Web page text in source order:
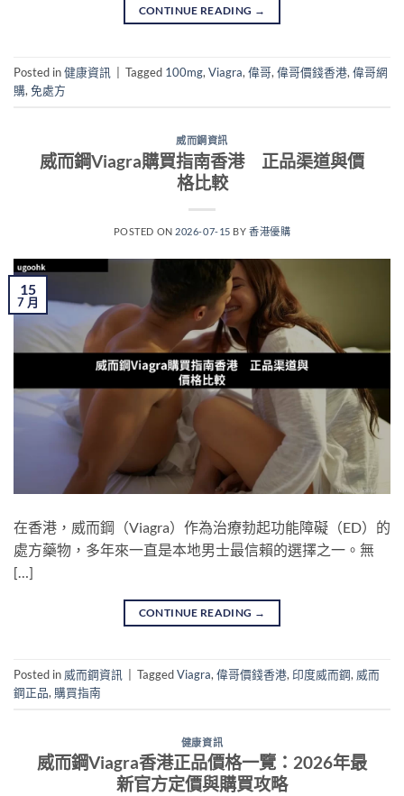
CONTINUE READING →
Posted in健康資訊 Tagged 100mg,Viagra,偉哥,偉哥價錢香港,偉哥網
購,免處方
威而鋼資訊
威而鋼Viagra購買指南香港 正品渠道與價
格比較
POSTED ON 2026-07-15 BY香港優購
15
7 月
在香港，威而鋼（Viagra）作為治療勃起功能障礙（ED）的
處方藥物，多年來一直是本地男士最信賴的選擇之一。無
[…]
CONTINUE READING →
Posted in 威而鋼資訊 TaggedViagra, 偉哥價錢香港, 印度威而鋼, 威而
鋼正品, 購買指南
健康資訊
威而鋼Viagra香港正品價格一覽：2026年最
新官方定價與購買攻略